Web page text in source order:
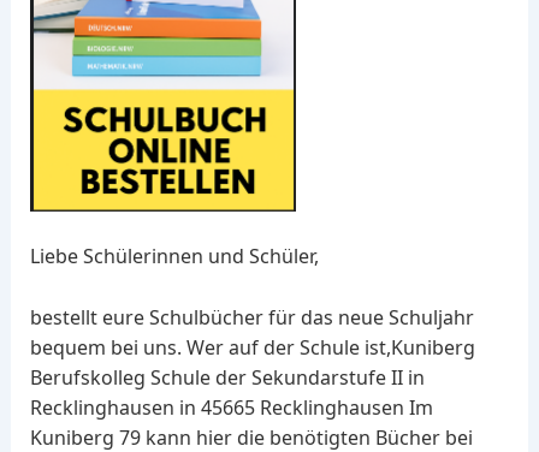
Liebe Schülerinnen und Schüler,
bestellt eure Schulbücher für das neue Schuljahr
bequem bei uns. Wer auf der Schule ist,Kuniberg
Berufskolleg Schule der Sekundarstufe II in
Recklinghausen in 45665 Recklinghausen Im
Kuniberg 79 kann hier die benötigten Bücher bei